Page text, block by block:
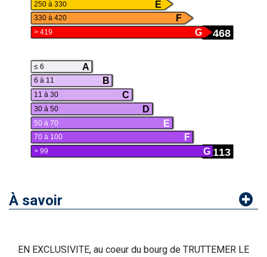
E
250 à 330
F
330 à 420
468
G
> 419
A
≤ 6
B
6 à 11
C
11 à 30
D
30 à 50
E
50 à 70
F
70 à 100
113
G
> 99
À savoir
EN EXCLUSIVITE, au coeur du bourg de TRUTTEMER LE